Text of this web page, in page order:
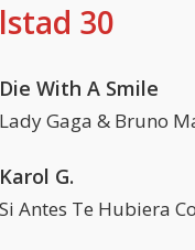
30
Die With A Smile
Lady Gaga & Bruno
Karol G.
Si Antes Te Hubiera